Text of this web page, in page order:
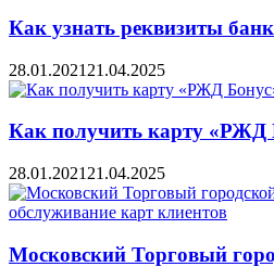
Как узнать реквизиты
28.01.2021 21.04.2025
Как получить карту «РЖД
28.01.2021 21.04.2025
Московский Торговый